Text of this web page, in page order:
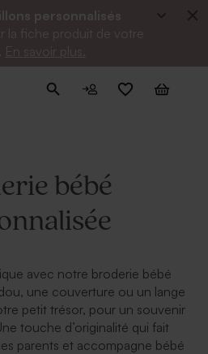
personnalisés
la fiche produit de votre
En savoir plus.
bébé
avec notre broderie bébé
une couverture ou un lange
petit trésor, pour un souvenir
touche d’originalité qui fait
parents et accompagne bébé